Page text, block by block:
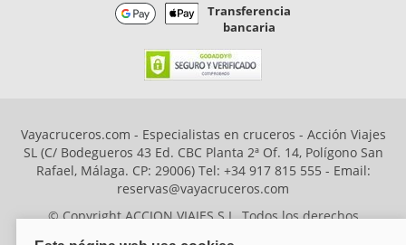
Transferencia
bancaria
Vayacruceros.com - Especialistas en cruceros - Acción Viajes
SL (C/ Bodegueros 43 Ed. CBC Planta 2ª Of. 14, Polígono San
Rafael, Málaga. CP: 29006) Tel: +34 917 815 555 - Email:
reservas@vayacruceros.com
© Copyright ACCION VIAJES S.L. Todos los derechos